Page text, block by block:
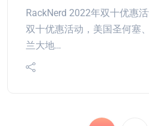
RackNerd 2022年双十优惠
双十优惠活动，美国圣何塞
兰大地…